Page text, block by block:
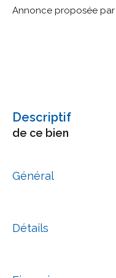
Annonce proposée
descriptif
de ce bien
Général
Détails